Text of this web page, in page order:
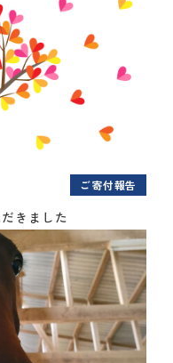
ご寄付報告
きました